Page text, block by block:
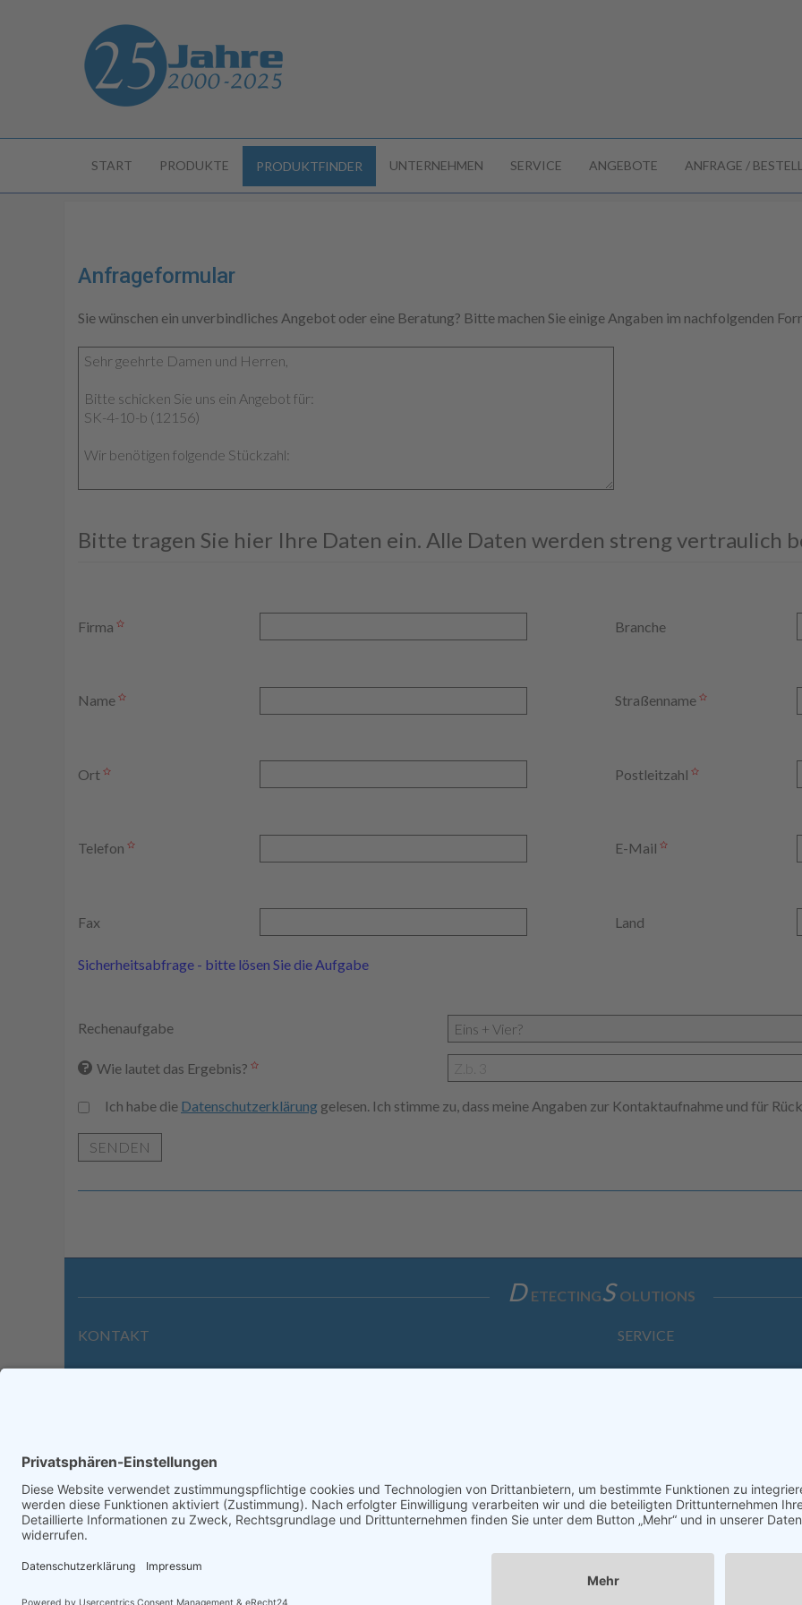
START PRODUKTE PRODUKTFINDER UNTERNEHMEN SERVICE ANGEBOTE ANFRAGE /
Anfrageformular
Sie wünschen ein unverbindliches Angebot oder eine Beratung? Bitte machen Sie einige Angaben im nachfolgenden
Bitte tragen Sie hier Ihre Daten ein. Alle Daten werden streng vertraulich
Firma Branche
Name Straßenname
Ort Postleitzahl
Telefon E-Mail
Fax Land
Sicherheitsabfrage - bitte lösen Sie die Aufgabe
Rechenaufgabe
Wie lautet das Ergebnis?
Ich habe die Datenschutzerklärung gelesen. Ich stimme zu, dass meine Angaben zur Kontaktaufnahme und für
SENDEN
D ETECTINGS OLUTIONS
KONTAKT
Wilhelmstraße 39 | 64646 Heppenheim
info@dietz-sensortechnik.de
SERVICE
Anfrage
Impressum Datenschutzerklärung Haftungsausschluss AGB